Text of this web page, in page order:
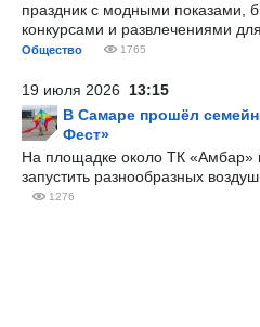
праздник с модными показами,
конкурсами и развлечениями
Общество 1765
19 июля 2026 13:15
В Самаре прошёл
Фест»
На площадке около ТК
запустить разнообразных
1276